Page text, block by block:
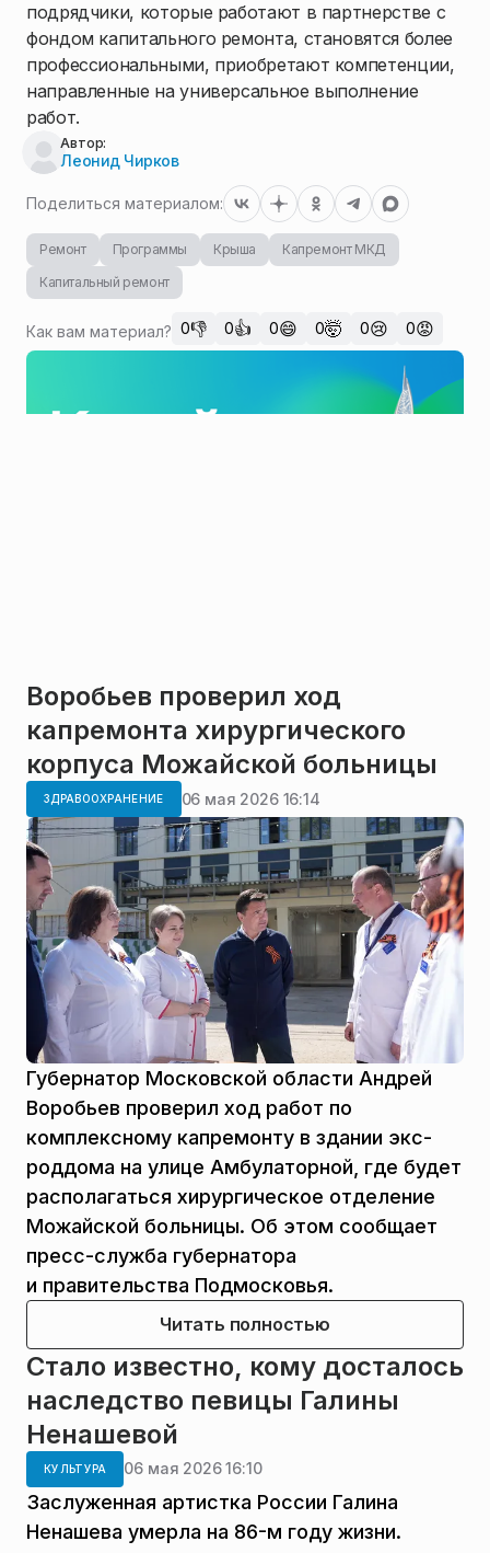
подрядчики, которые работают в партнерстве с
фондом капитального ремонта, становятся более
профессиональными, приобретают компетенции,
направленные на универсальное выполнение
работ.
Автор:
Леонид Чирков
Поделиться материалом:
Ремонт Программы Крыша
Капремонт МКД
Капитальный ремонт
Как вам материал? 0👎 0👍 0😄 0🤯 0😢 0😡
Воробьев проверил ход
капремонта хирургического
корпуса Можайской больницы
ЗДРАВООХРАНЕНИЕ 06 мая 2026 16:14
Губернатор Московской области Андрей
Воробьев проверил ход работ по
комплексному капремонту в здании экс-
роддома на улице Амбулаторной, где будет
располагаться хирургическое отделение
Можайской больницы. Об этом сообщает
пресс-служба губернатора
и правительства Подмосковья.
Читать полностью
Стало известно, кому досталось
наследство певицы Галины
Ненашевой
КУЛЬТУРА 06 мая 2026 16:10
Заслуженная артистка России Галина
Ненашева умерла на 86-м году жизни.